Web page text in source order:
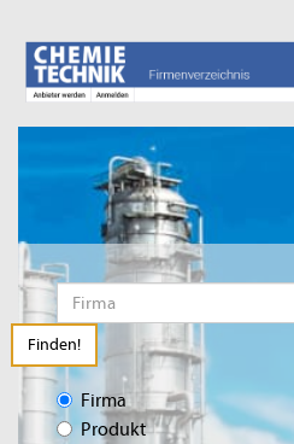
Finden!
Firma
Produkt